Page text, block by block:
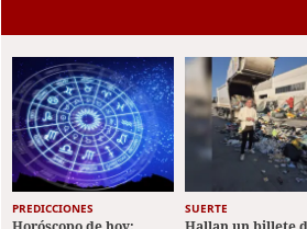
PREDICCIONES SUERTE